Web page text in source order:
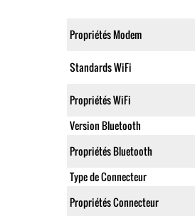
Propriétés Modem
Standards WiFi
Propriétés WiFi
Version Bluetooth
Propriétés Bluetooth
Type de Connecteur
Propriétés Connecteur